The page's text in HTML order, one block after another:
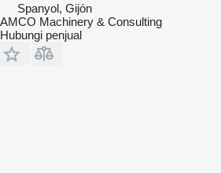
Spanyol, Gijón
AMCO Machinery & Consulting
Hubungi penjual